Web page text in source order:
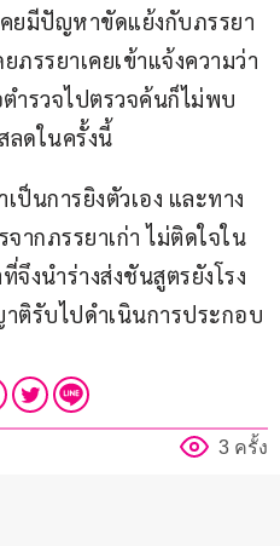
ยมีปัญหาขัดแย้งกับภรรยา
ภรรยาเคยเข้าแจ้งความว่า
ำรวจไปตรวจค้นก็ไม่พบ
ลดในครั้งนี้
ป็นการยิงตัวเอง และทาง
ากภรรยาเก่า ไม่ติดใจใน
จึงนำร่างส่งชันสูตรยังโรง
รับไปดำเนินการประกอบ
3 ครั้ง